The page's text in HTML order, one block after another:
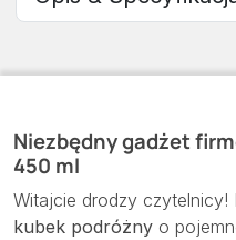
Niezbędny gadżet
450 ml
Witajcie drodzy czytelnicy!
kubek podróżny o